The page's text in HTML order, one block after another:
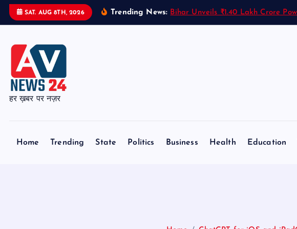
SAT. AUG 8TH, 2026 Trending News: Bihar Unveils ₹1.40 Lakh Crore
हर ख़बर पर नज़र
Home Trending State Politics Business Health Education